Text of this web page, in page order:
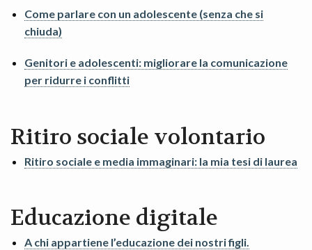
CONTATTI
Come parlare con un adolescente (senza che si
chiuda)
Genitori e adolescenti: migliorare la comunicazione
per ridurre i conflitti
Ritiro sociale volontario
Ritiro sociale e media immaginari: la mia tesi di laurea
Educazione digitale
A chi appartiene l’educazione dei nostri figli.